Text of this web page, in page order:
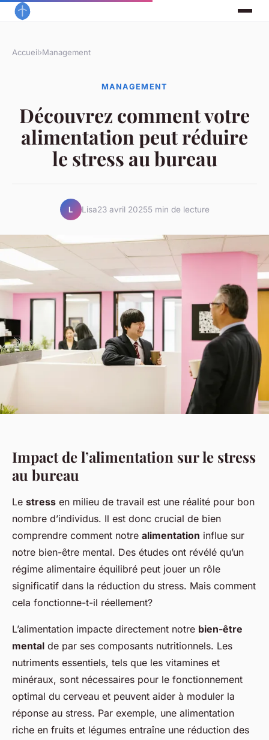
Accueil›Management
MANAGEMENT
Découvrez comment votre
alimentation peut réduire
le stress au bureau
L Lisa23 avril 20255 min de lecture
Impact de l’alimentation sur le stress
au bureau
Le stress en milieu de travail est une réalité pour bon
nombre d’individus. Il est donc crucial de bien
comprendre comment notre alimentation influe sur
notre bien-être mental. Des études ont révélé qu’un
régime alimentaire équilibré peut jouer un rôle
significatif dans la réduction du stress. Mais comment
cela fonctionne-t-il réellement?
L’alimentation impacte directement notre bien-être
mental de par ses composants nutritionnels. Les
nutriments essentiels, tels que les vitamines et
minéraux, sont nécessaires pour le fonctionnement
optimal du cerveau et peuvent aider à moduler la
réponse au stress. Par exemple, une alimentation
riche en fruits et légumes entraîne une réduction des